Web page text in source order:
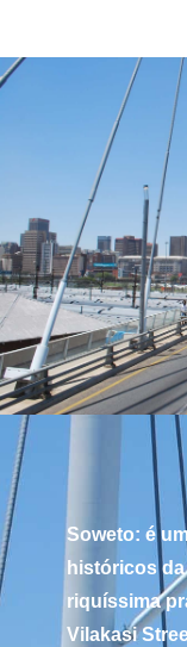
Soweto: é
históricos
riquíssima
Vilakasi